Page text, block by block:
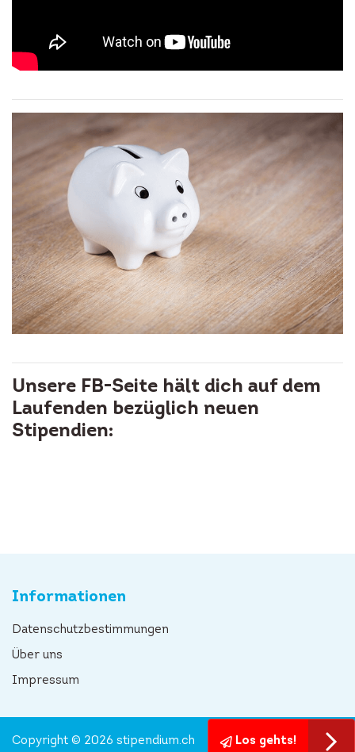
Unsere FB-Seite hält dich auf dem
Laufenden bezüglich neuen
Stipendien:
Informationen
Datenschutzbestimmungen
Über uns
Impressum
Los gehts!
Copyright © 2026 stipendium.ch